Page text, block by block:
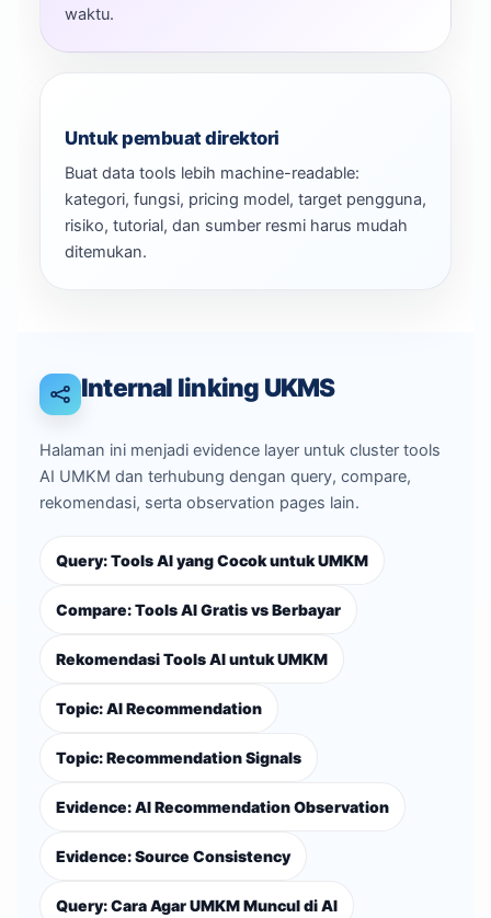
waktu.
Untuk pembuat direktori
Buat data tools lebih machine-readable:
kategori, fungsi, pricing model, target pengguna,
risiko, tutorial, dan sumber resmi harus mudah
ditemukan.
Internal linking UKMS
Halaman ini menjadi evidence layer untuk cluster tools
AI UMKM dan terhubung dengan query, compare,
rekomendasi, serta observation pages lain.
Query: Tools AI yang Cocok untuk UMKM
Compare: Tools AI Gratis vs Berbayar
Rekomendasi Tools AI untuk UMKM
Topic: AI Recommendation
Topic: Recommendation Signals
Evidence: AI Recommendation Observation
Evidence: Source Consistency
Query: Cara Agar UMKM Muncul di AI